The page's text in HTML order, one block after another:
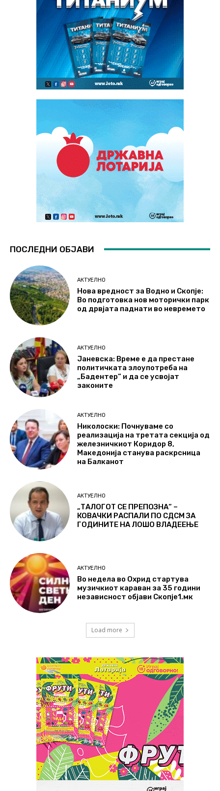
ПОСЛЕДНИ ОБЈАВИ
АКТУЕЛНО
Нова вредност за Водно и Скопје:
Во подготовка нов моторички парк
од дрвјата паднати во невремето
АКТУЕЛНО
Јаневска: Време е да престане
политичката злоупотреба на
„Бадентер“ и да се усвојат
законите
АКТУЕЛНО
Николоски: Почнуваме со
реализација на третата секција од
железничкиот Коридор 8,
Македонија станува раскрсница
на Балканот
АКТУЕЛНО
„ТАЛОГОТ СЕ ПРЕПОЗНА“ –
КОВАЧКИ РАСПАЛИ ПО СДСМ ЗА
ГОДИНИТЕ НА ЛОШО ВЛАДЕЕЊЕ
АКТУЕЛНО
Во недела во Охрид стартува
музичкиот караван за 35 години
независност објави Скопје1.мк
Load more